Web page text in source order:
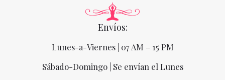
Envíos:
Lunes-a-Viernes | 07 AM – 15 PM
Sábado-Domingo | Se envían el Lunes